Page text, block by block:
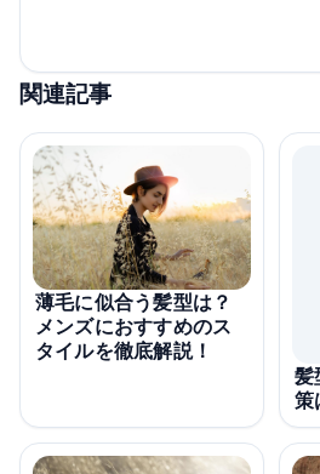
関連記事
薄毛に似合う髪型は？
メンズにおすすめのス
タイルを徹底解説！
髪
策